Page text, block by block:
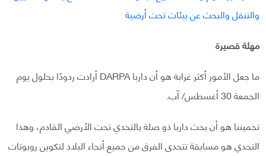
مهلة قصيرة
ما جعل الأمور أكثر غرابة هو أن داربا DARPA أرادت ردودًا بحلول يوم
الجمعة 30 أغسطس/ آب.
تخميننا هو أن بحث داربا ذو صلة بالتحدي تحت الأرضي القادم، وهذا
التحدي هو مسابقة تتحدى الفرق من جميع أنحاء البلاد لتكوين روبوتات